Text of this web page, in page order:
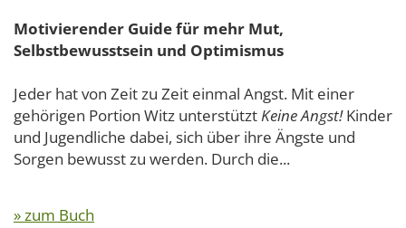
Motivierender Guide für mehr Mut,
Selbstbewusstsein und Optimismus
Jeder hat von Zeit zu Zeit einmal Angst. Mit einer
gehörigen Portion Witz unterstütztKeine Angst!Kinder
und Jugendliche dabei, sich über ihre Ängste und
Sorgen bewusst zu werden. Durch die...
» zum Buch